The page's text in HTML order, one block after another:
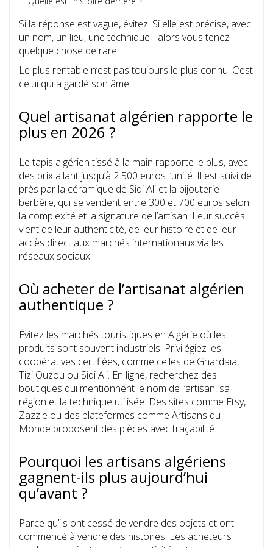
Si la réponse est vague, évitez. Si elle est précise, avec
un nom, un lieu, une technique - alors vous tenez
quelque chose de rare.
Le plus rentable n’est pas toujours le plus connu. C’est
celui qui a gardé son âme.
Quel artisanat algérien rapporte le
plus en 2026 ?
Le tapis algérien tissé à la main rapporte le plus, avec
des prix allant jusqu’à 2 500 euros l’unité. Il est suivi de
près par la céramique de Sidi Ali et la bijouterie
berbère, qui se vendent entre 300 et 700 euros selon
la complexité et la signature de l’artisan. Leur succès
vient de leur authenticité, de leur histoire et de leur
accès direct aux marchés internationaux via les
réseaux sociaux.
Où acheter de l’artisanat algérien
authentique ?
Évitez les marchés touristiques en Algérie où les
produits sont souvent industriels. Privilégiez les
coopératives certifiées, comme celles de Ghardaïa,
Tizi Ouzou ou Sidi Ali. En ligne, recherchez des
boutiques qui mentionnent le nom de l’artisan, sa
région et la technique utilisée. Des sites comme Etsy,
Zazzle ou des plateformes comme Artisans du
Monde proposent des pièces avec traçabilité.
Pourquoi les artisans algériens
gagnent-ils plus aujourd’hui
qu’avant ?
Parce qu’ils ont cessé de vendre des objets et ont
commencé à vendre des histoires. Les acheteurs